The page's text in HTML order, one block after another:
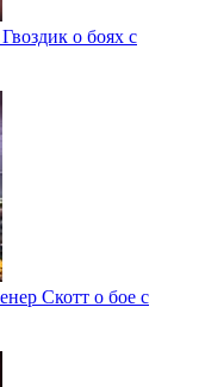
о боях с
Скотт о бое с